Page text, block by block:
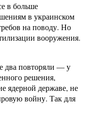
в больше
в украинском
на поводу. Но
вооружения.
два повторяли — у
решения,
ядерной державе, не
войну. Так для